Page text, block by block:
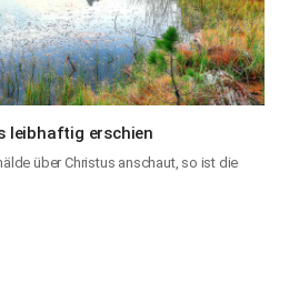
leibhaftig erschien
über Christus anschaut, so ist die